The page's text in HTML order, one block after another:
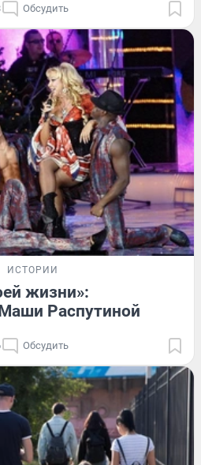
Обсудить
ИСТОРИИ
жизни»:
Распутиной
Обсудить